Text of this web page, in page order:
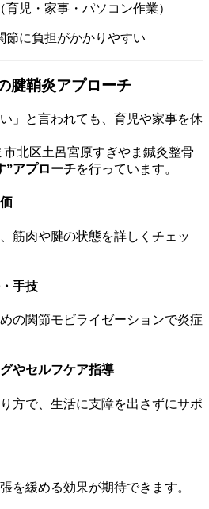
児・家事・パソコン作業）
節に負担がかかりやすい
腱鞘炎アプローチ
」と言われても、育児や家事を休
市北区土呂宮原すぎやま鍼灸整骨
”アプローチを行っています。
筋肉や腱の状態を詳しくチェッ
手技
の関節モビライゼーションで炎症
やセルフケア指導
方で、生活に支障を出さずにサポ
を緩める効果が期待できます。